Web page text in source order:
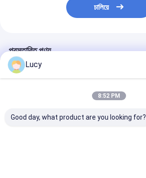
চালিয়ে
প্রস্তাবিত পণ্য
Lucy
8:52 PM
Good day, what product are you looking for?